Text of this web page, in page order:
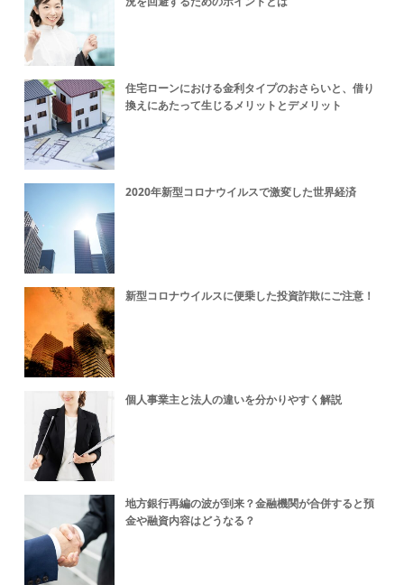
住宅ローンにおける金利タイプのおさらいと、借り
換えにあたって生じるメリットとデメリット
2020年新型コロナウイルスで激変した世界経済
新型コロナウイルスに便乗した投資詐欺にご注意！
個人事業主と法人の違いを分かりやすく解説
地方銀行再編の波が到来？金融機関が合併すると預
金や融資内容はどうなる？